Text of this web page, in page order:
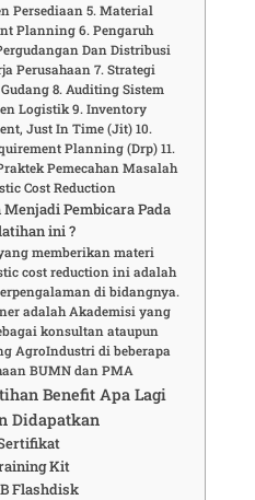
Persediaan 5. Material
Planning 6. Pengaruh
Dan Distribusi
Perusahaan 7. Strategi
8. Auditing Sistem
Logistik 9. Inventory
Just In Time (Jit) 10.
Planning (Drp) 11.
Pemecahan Masalah
Cost Reduction
Pembicara Pada
ini ?
memberikan materi
cost reduction ini adalah
di bidangnya.
adalah Akademisi yang
konsultan ataupun
AgroIndustri di beberapa
BUMN dan PMA
Benefit Apa Lagi
Didapatkan
Kit
Flashdisk